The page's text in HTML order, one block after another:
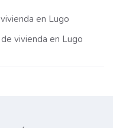
en Lugo
vivienda en Lugo